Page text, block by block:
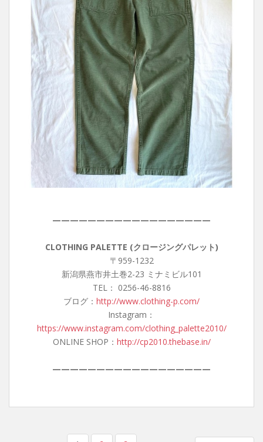
——————————————————
CLOTHING PALETTE (クロージングパレット)
〒959-1232
新潟県燕市井土巻2-23 ミナミビル101
TEL： 0256-46-8816
ブログ： http://www.clothing-p.com/
Instagram：
https://www.instagram.com/clothing_palette2010/
ONLINE SHOP： http://cp2010.thebase.in/
——————————————————